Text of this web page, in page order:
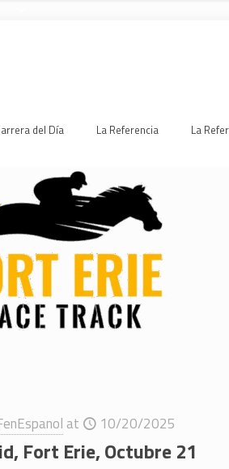
del Día La Referencia La
at 10/20/2025
Fort Erie, Octubre 21